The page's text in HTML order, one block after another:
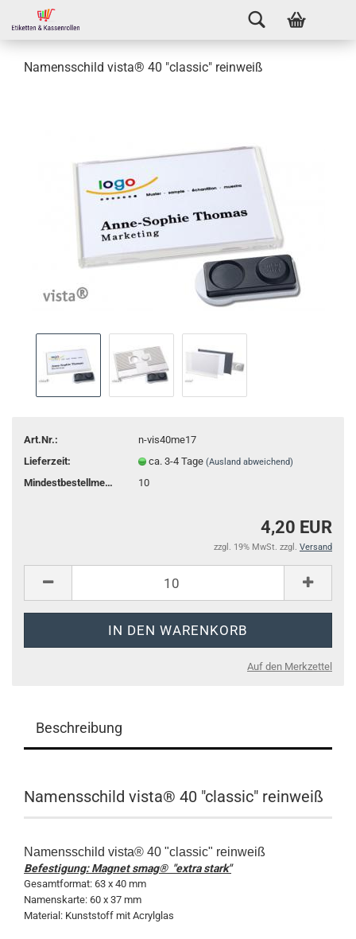
Namensschild vista® 40 "classic" reinweiß
Art.Nr.:
n-vis40me17
Lieferzeit:
ca. 3-4 Tage(Ausland abweichend)
Mindestbestellmenge: 10
4,20 EUR
zzgl. 19% MwSt. zzgl. Versand
Auf den Merkzettel
Beschreibung
Namensschild vista® 40 "classic" reinweiß
Namensschild vista® 40 "classic" reinweiß
Befestigung: Magnet smag® "extra stark"
Gesamtformat: 63 x 40 mm
Namenskarte: 60 x 37 mm
Material: Kunststoff mit Acrylglas